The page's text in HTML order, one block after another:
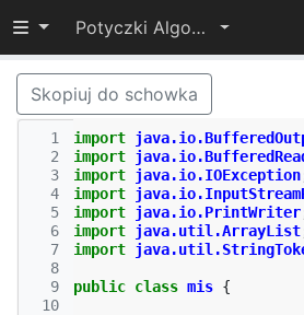
Przełącz widoczność menu
Potyczki Algorytmiczne 2015
Skopiuj do schowka
  1
  2
  3
  4
  5
  6
  7
  8
  9
10
import
import
import java.io.IOException
import
import java.io.PrintWriter
import java.util.ArrayList
import
public class mis {